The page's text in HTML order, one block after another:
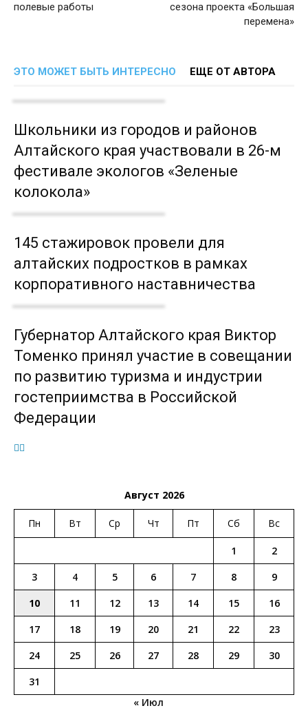
полевые работы
сезона проекта «Большая
перемена»
ЭТО МОЖЕТ БЫТЬ ИНТЕРЕСНО ЕЩЕ ОТ АВТОРА
Школьники из городов и районов
Алтайского края участвовали в 26-м
фестивале экологов «Зеленые
колокола»
145 стажировок провели для
алтайских подростков в рамках
корпоративного наставничества
Губернатор Алтайского края Виктор
Томенко принял участие в совещании
по развитию туризма и индустрии
гостеприимства в Российской
Федерации
Август 2026
Пн Вт Ср Чт Пт Сб Вс
1
2
3
4 5 6 7 8
9
10
11 12 13 14 15
16
17
18 19 20 21 22
23
24
25 26 27 28 29
30
31
« Июл